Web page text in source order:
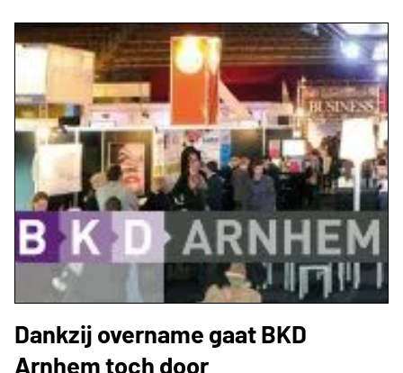
Dankzij overname gaat BKD
Arnhem toch door